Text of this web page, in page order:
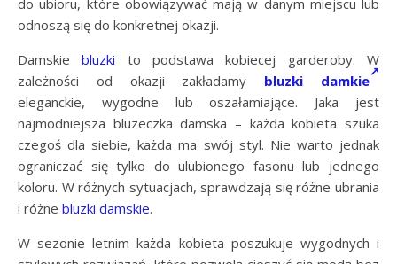
do ubioru, które obowiązywać mają w danym miejscu lub
odnoszą się do konkretnej okazji.
Damskiebluzki to podstawa kobiecej garderoby. W
zależności od okazji zakładamy bluzki damkie
eleganckie, wygodne lub oszałamiające. Jaka jest
najmodniejsza bluzeczka damska – każda kobieta szuka
czegoś dla siebie, każda ma swój styl. Nie warto jednak
ograniczać się tylko do ulubionego fasonu lub jednego
koloru. W różnych sytuacjach, sprawdzają się różne ubrania
i różne bluzki damskie.
W sezonie letnim każda kobieta poszukuje wygodnych i